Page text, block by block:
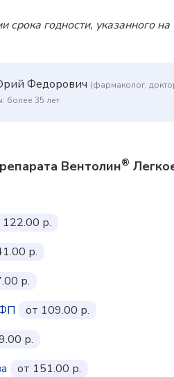
срока годности, указанного на
Федорович (фармаколог,
более 35 лет
Вентолин®
122.00 р.
р.
р.
от 109.00 р.
р.
от 151.00 р.